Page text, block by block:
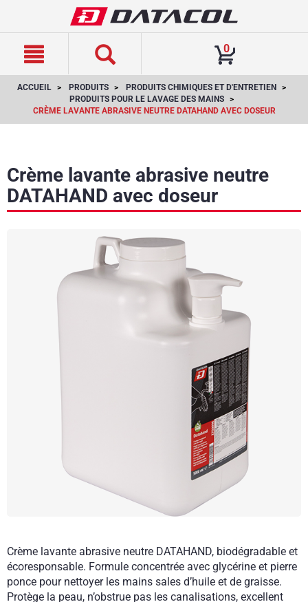
0
ACCUEIL PRODUITS
PRODUITS CHIMIQUES ET D'ENTRETIEN
PRODUITS POUR LE LAVAGE DES MAINS
CRÈME LAVANTE ABRASIVE NEUTRE DATAHAND AVEC DOSEUR
Crème lavante abrasive neutre
DATAHAND avec doseur
Crème lavante abrasive neutre DATAHAND, biodégradable et
écoresponsable. Formule concentrée avec glycérine et pierre
ponce pour nettoyer les mains sales d’huile et de graisse.
Protège la peau, n’obstrue pas les canalisations, excellent